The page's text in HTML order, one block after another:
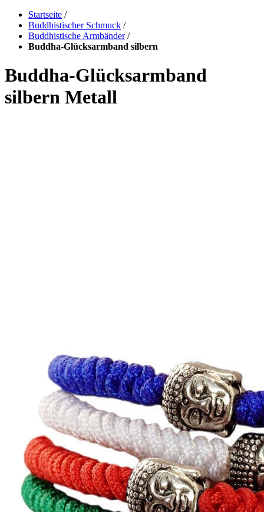
Startseite /
Buddhistischer Schmuck /
Buddhistische Armbänder /
Buddha-Glücksarmband silbern
Buddha-Glücksarmband
silbern Metall